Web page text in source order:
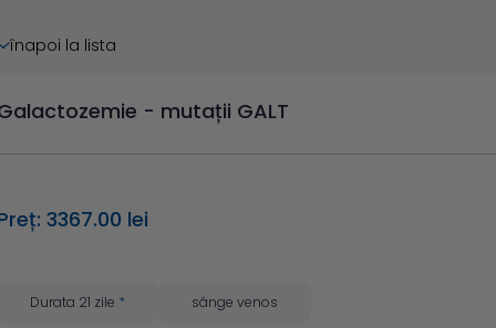
înapoi la lista
- mutații GALT
3367.00 lei
Durata 21 zile * sânge venos